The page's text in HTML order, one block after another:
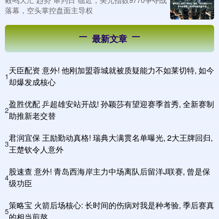
落幕，空头掌控盘面主导权
最新文章
1
天臣配资 意外! 他刚加盟蓉城就被质疑能力不如莱切特, 如今
却爆发成核心
2
盈胜优配 乒超雄安站开战! 孙颖莎有望迎赛季首秀, 全新赛制
助推新老交替
3
君润宜保 王励勤动真格! 瑞典大满贯名单曝光, 2大王牌回归,
王楚钦令人意外
4
股速查 意外! 青岛西海岸主力中场离队后留洋J联赛, 曾是保
级功臣
5
策略宝 火箭后场核心: 长时间的伤病对我是种考验, 季后赛真